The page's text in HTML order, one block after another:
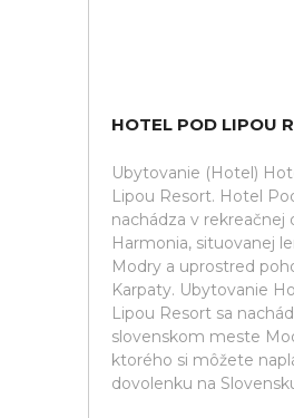
HOTEL POD LIPOU
Ubytovanie (Hotel)
Lipou Resort. Hotel
nachádza v rekreačnej
Harmonia, situovanej
Modry a uprostred
Karpaty. Ubytovanie
Lipou Resort sa
slovenskom meste
ktorého si môžete
dovolenku na